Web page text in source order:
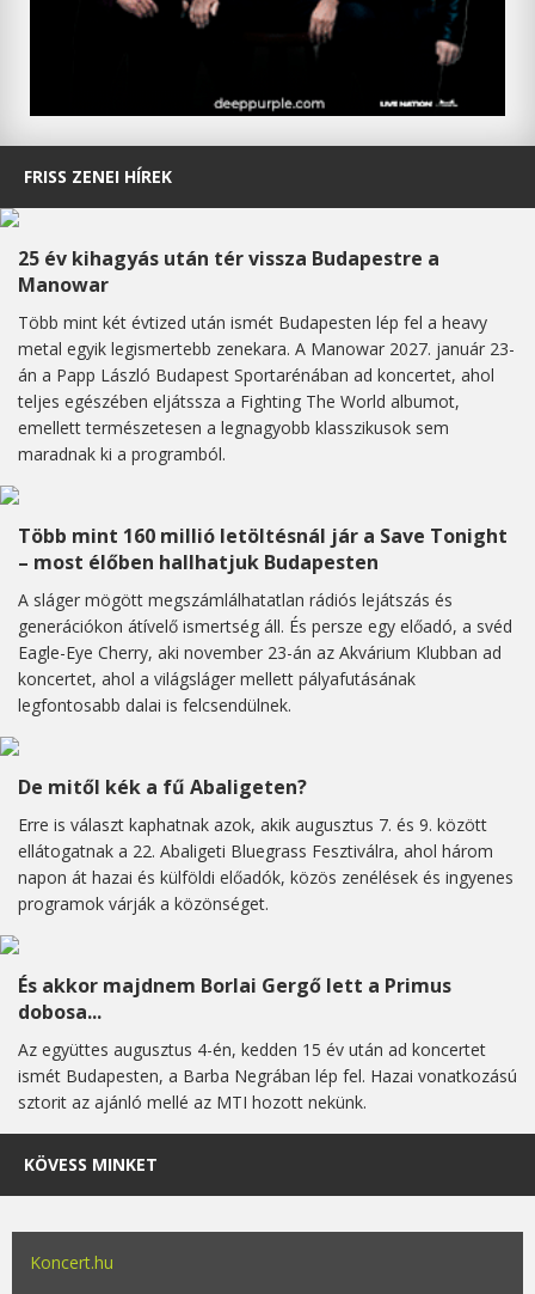
FRISS ZENEI HÍREK
25 év kihagyás után tér vissza Budapestre a
Manowar
Több mint két évtized után ismét Budapesten lép fel a heavy
metal egyik legismertebb zenekara. A Manowar 2027. január 23-
án a Papp László Budapest Sportarénában ad koncertet, ahol
teljes egészében eljátssza a Fighting The World albumot,
emellett természetesen a legnagyobb klasszikusok sem
maradnak ki a programból.
Több mint 160 millió letöltésnál jár a Save Tonight
– most élőben hallhatjuk Budapesten
A sláger mögött megszámlálhatatlan rádiós lejátszás és
generációkon átívelő ismertség áll. És persze egy előadó, a svéd
Eagle-Eye Cherry, aki november 23-án az Akvárium Klubban ad
koncertet, ahol a világsláger mellett pályafutásának
legfontosabb dalai is felcsendülnek.
De mitől kék a fű Abaligeten?
Erre is választ kaphatnak azok, akik augusztus 7. és 9. között
ellátogatnak a 22. Abaligeti Bluegrass Fesztiválra, ahol három
napon át hazai és külföldi előadók, közös zenélések és ingyenes
programok várják a közönséget.
És akkor majdnem Borlai Gergő lett a Primus
dobosa...
Az együttes augusztus 4-én, kedden 15 év után ad koncertet
ismét Budapesten, a Barba Negrában lép fel. Hazai vonatkozású
sztorit az ajánló mellé az MTI hozott nekünk.
KÖVESS MINKET
Koncert.hu